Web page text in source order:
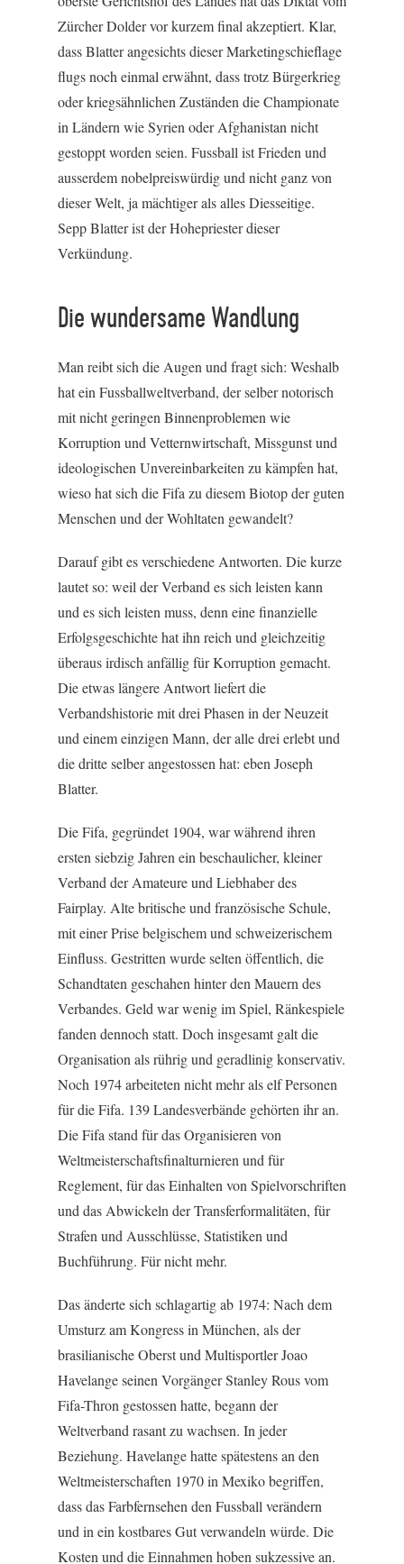
Zürcher Dolder vor kurzem final akzeptiert. Klar,
dass Blatter angesichts dieser Marketingschieflage
flugs noch einmal erwähnt, dass trotz Bürgerkrieg
oder kriegsähnlichen Zuständen die Championate
in Ländern wie Syrien oder Afghanistan nicht
gestoppt worden seien. Fussball ist Frieden und
ausserdem nobelpreiswürdig und nicht ganz von
dieser Welt, ja mächtiger als alles Diesseitige.
Sepp Blatter ist der Hohepriester dieser
Verkündung.
Die wundersame Wandlung
Man reibt sich die Augen und fragt sich: Weshalb
hat ein Fussballweltverband, der selber notorisch
mit nicht geringen Binnenproblemen wie
Korruption und Vetternwirtschaft, Missgunst und
ideologischen Unvereinbarkeiten zu kämpfen hat,
wieso hat sich die Fifa zu diesem Biotop der guten
Menschen und der Wohltaten gewandelt?
Darauf gibt es verschiedene Antworten. Die kurze
lautet so: weil der Verband es sich leisten kann
und es sich leisten muss, denn eine finanzielle
Erfolgsgeschichte hat ihn reich und gleichzeitig
überaus irdisch anfällig für Korruption gemacht.
Die etwas längere Antwort liefert die
Verbandshistorie mit drei Phasen in der Neuzeit
und einem einzigen Mann, der alle drei erlebt und
die dritte selber angestossen hat: eben Joseph
Blatter.
Die Fifa, gegründet 1904, war während ihren
ersten siebzig Jahren ein beschaulicher, kleiner
Verband der Amateure und Liebhaber des
Fairplay. Alte britische und französische Schule,
mit einer Prise belgischem und schweizerischem
Einfluss. Gestritten wurde selten öffentlich, die
Schandtaten geschahen hinter den Mauern des
Verbandes. Geld war wenig im Spiel, Ränkespiele
fanden dennoch statt. Doch insgesamt galt die
Organisation als rührig und geradlinig konservativ.
Noch 1974 arbeiteten nicht mehr als elf Personen
für die Fifa. 139 Landesverbände gehörten ihr an.
Die Fifa stand für das Organisieren von
Weltmeisterschaftsfinalturnieren und für
Reglement, für das Einhalten von Spielvorschriften
und das Abwickeln der Transferformalitäten, für
Strafen und Ausschlüsse, Statistiken und
Buchführung. Für nicht mehr.
Das änderte sich schlagartig ab 1974: Nach dem
Umsturz am Kongress in München, als der
brasilianische Oberst und Multisportler Joao
Havelange seinen Vorgänger Stanley Rous vom
Fifa-Thron gestossen hatte, begann der
Weltverband rasant zu wachsen. In jeder
Beziehung. Havelange hatte spätestens an den
Weltmeisterschaften 1970 in Mexiko begriffen,
dass das Farbfernsehen den Fussball verändern
und in ein kostbares Gut verwandeln würde. Die
Kosten und die Einnahmen hoben sukzessive an.